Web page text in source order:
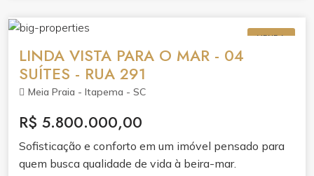
vagas garagem, sendo 01 com infraestrutura para
integrados ● Sacada com churrasqueira c/ exaustor
elétrico ● Acabamento em gesso ● Piso vinílico nas
áreas íntimas ● Piso porcelanato nas áreas comuns ●
Portas e rodapés laqueados em branco ● Tubulação
para ar condicionado tipo ?split? ● Infraestrutura para
aquecimento a gás ● Antena coletiva ● Medidores de
água, luz e gás individuais ● Infraestrutura para
VENDA
LINDA VISTA PARA O MAR - 04
SUÍTES - RUA 291
Meia Praia - Itapema - SC
R$ 5.800.000,00
Sofisticação e conforto em um imóvel pensado para
quem busca qualidade de vida à beira-mar.